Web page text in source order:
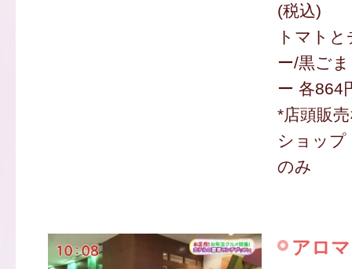
(税込)
トマト
ー/黒ご
ー 各864
*店頭販
ショップ
のみ
アロ